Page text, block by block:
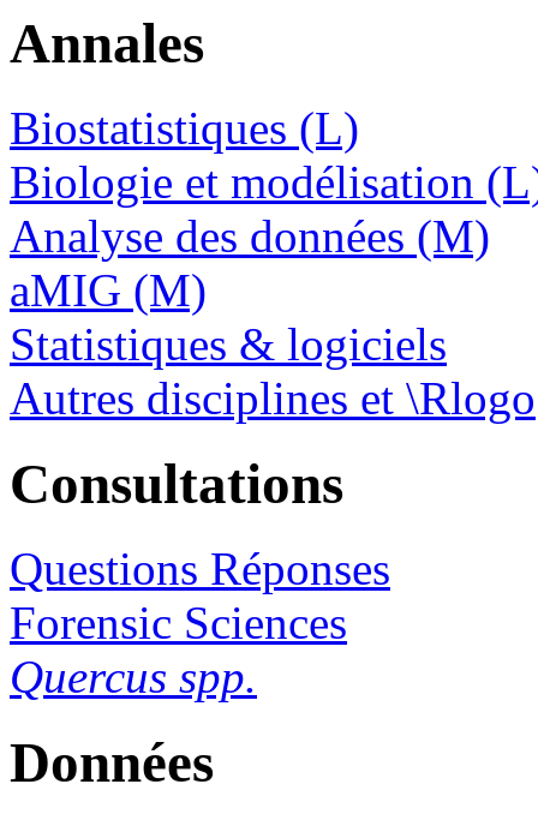
Annales
Biostatistiques (L)
Biologie et modélisation
Analyse des données (M)
aMIG (M)
Statistiques & logiciels
Autres disciplines et \Rlogo
Consultations
Questions Réponses
Forensic Sciences
Quercus spp.
Données